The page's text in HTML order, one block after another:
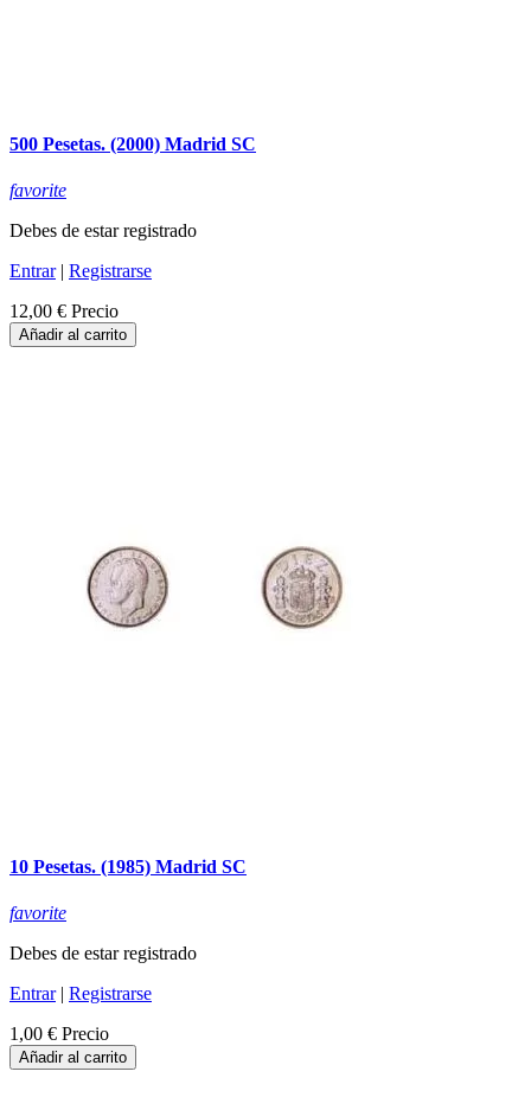
500 Pesetas. (2000) Madrid SC
favorite
Debes de estar registrado
Entrar| Registrarse
12,00 € Precio
Añadir al carrito
10 Pesetas. (1985) Madrid SC
favorite
Debes de estar registrado
Entrar| Registrarse
1,00 € Precio
Añadir al carrito